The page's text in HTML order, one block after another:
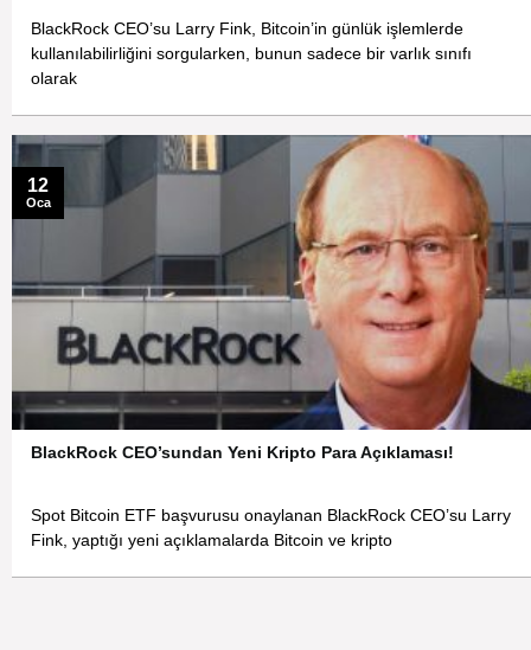
BlackRock CEO’su Larry Fink, Bitcoin’in günlük işlemlerde
kullanılabilirliğini sorgularken, bunun sadece bir varlık sınıfı
olarak
BlackRock CEO’sundan Yeni Kripto Para Açıklaması!
Spot Bitcoin ETF başvurusu onaylanan BlackRock CEO’su Larry
Fink, yaptığı yeni açıklamalarda Bitcoin ve kripto
12
Oca